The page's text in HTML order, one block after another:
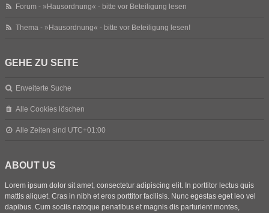
Forum - »Hausordnung« - bitte vor Beteiligung lesen
Thema - »Hausordnung« - bitte vor Beteiligung lesen!
GEHE ZU SEITE
Erweiterte Suche
Alle Cookies löschen
Alle Zeiten sind UTC+01:00
ABOUT US
Lorem ipsum dolor sit amet, consectetur adipiscing elit. In porttitor lectus quis
mattis aliquet. Cras in nibh et eros porttitor facilisis. Nunc egestas eget leo vel
dapibus. Cum sociis natoque penatibus et magnis dis parturient montes,